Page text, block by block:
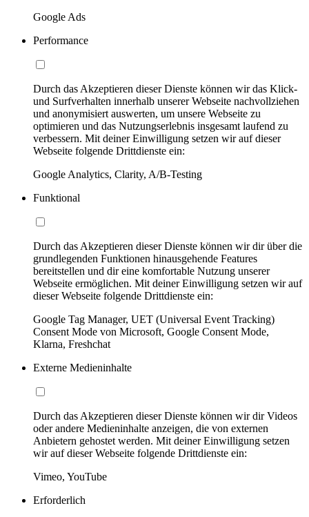
Google Ads
Performance
Durch das Akzeptieren dieser Dienste können wir das Klick-
und Surfverhalten innerhalb unserer Webseite nachvollziehen
und anonymisiert auswerten, um unsere Webseite zu
optimieren und das Nutzungserlebnis insgesamt laufend zu
verbessern. Mit deiner Einwilligung setzen wir auf dieser
Webseite folgende Drittdienste ein:
Google Analytics, Clarity, A/B-Testing
Funktional
Durch das Akzeptieren dieser Dienste können wir dir über die
grundlegenden Funktionen hinausgehende Features
bereitstellen und dir eine komfortable Nutzung unserer
Webseite ermöglichen. Mit deiner Einwilligung setzen wir auf
dieser Webseite folgende Drittdienste ein:
Google Tag Manager, UET (Universal Event Tracking)
Consent Mode von Microsoft, Google Consent Mode,
Klarna, Freshchat
Externe Medieninhalte
Durch das Akzeptieren dieser Dienste können wir dir Videos
oder andere Medieninhalte anzeigen, die von externen
Anbietern gehostet werden. Mit deiner Einwilligung setzen
wir auf dieser Webseite folgende Drittdienste ein:
Vimeo, YouTube
Erforderlich